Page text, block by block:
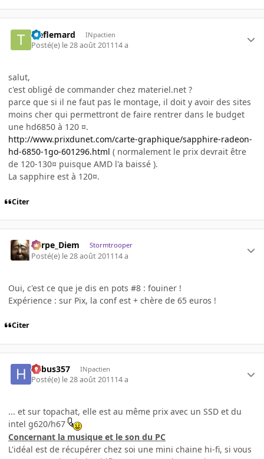
treflemard INpactien
Posté(e) le 28 août 201114 a
salut,
c'est obligé de commander chez materiel.net ?
parce que si il ne faut pas le montage, il doit y avoir des sites
moins cher qui permettront de faire rentrer dans le budget
une hd6850 à 120 ¤.
http://www.prixdunet.com/carte-graphique/sapphire-radeon-
hd-6850-1go-601296.html ( normalement le prix devrait être
de 120-130¤ puisque AMD l'a baissé ).
La sapphire est à 120¤.
Citer
Carpe_Diem Stormtrooper
Posté(e) le 28 août 201114 a
Oui, c'est ce que je dis en pots #8 : fouiner !
Expérience : sur Pix, la conf est + chère de 65 euros !
Citer
hebus357 INpactien
Posté(e) le 28 août 201114 a
... et sur topachat, elle est au même prix avec un SSD et du
intel g620/h67
Concernant la musique et le son du PC
L'idéal est de récupérer chez soi une mini chaine hi-fi, si vous